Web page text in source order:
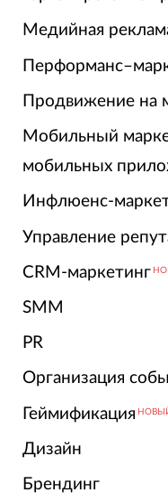
Медийная
Продвижение на
Мобильный
мобильных
Инфлюенс-
Управление
CRM-маркетинг
SMM
PR
Организация
Геймификация
Дизайн
Брендинг